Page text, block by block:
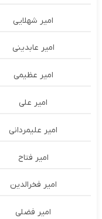
امیر شهلایی
امیر عابدینی
امیر عظیمی
امیر علی
امیر علیمردانی
امیر فتاح
امیر فخرالدین
امیر فضلی